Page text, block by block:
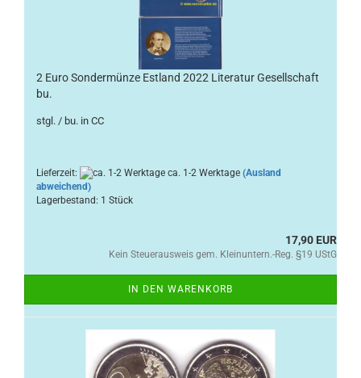
2 Euro Sondermünze Estland 2022 Literatur Gesellschaft
bu.
stgl. / bu. in CC
Lieferzeit: ca. 1-2 Werktage (Ausland
abweichend)
Lagerbestand: 1 Stück
17,90 EUR
Kein Steuerausweis gem. Kleinuntern.-Reg. §19 UStG
IN DEN WARENKORB